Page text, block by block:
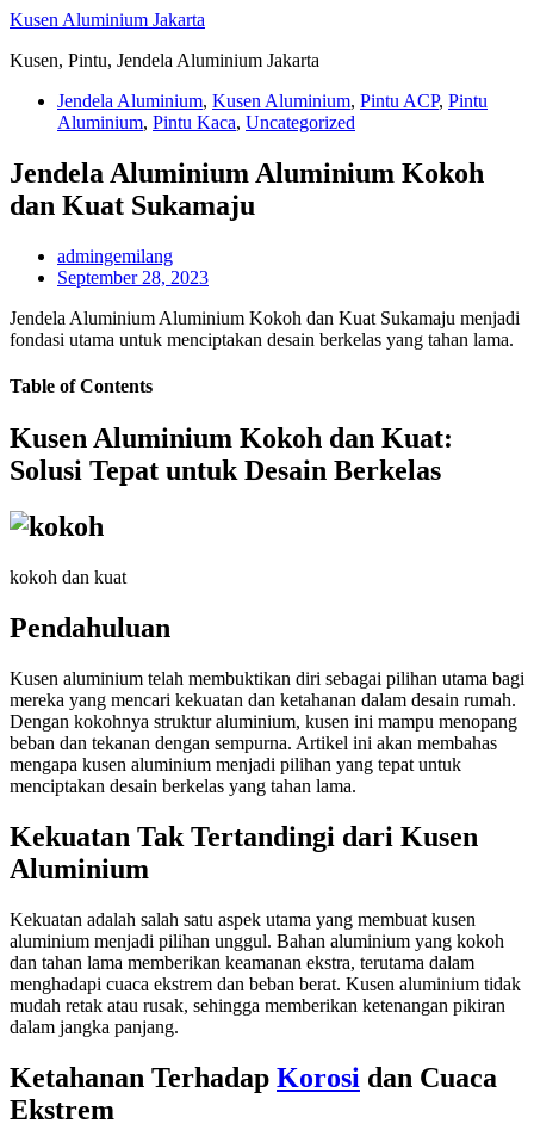
Skip
content
Kusen Aluminium Jakarta
Kusen, Pintu, Jendela Aluminium Jakarta
Jendela Aluminium, Kusen Aluminium, Pintu ACP, Pintu
Aluminium, Pintu Kaca, Uncategorized
Jendela Aluminium Aluminium Kokoh
dan Kuat Sukamaju
admingemilang
September 28, 2023
Jendela Aluminium Aluminium Kokoh dan Kuat Sukamaju menjadi
fondasi utama untuk menciptakan desain berkelas yang tahan lama.
Table of Contents
Kusen Aluminium Kokoh dan Kuat:
Solusi Tepat untuk Desain Berkelas
kokoh dan kuat
Pendahuluan
Kusen aluminium telah membuktikan diri sebagai pilihan utama bagi
mereka yang mencari kekuatan dan ketahanan dalam desain rumah.
Dengan kokohnya struktur aluminium, kusen ini mampu menopang
beban dan tekanan dengan sempurna. Artikel ini akan membahas
mengapa kusen aluminium menjadi pilihan yang tepat untuk
menciptakan desain berkelas yang tahan lama.
Kekuatan Tak Tertandingi dari Kusen
Aluminium
Kekuatan adalah salah satu aspek utama yang membuat kusen
aluminium menjadi pilihan unggul. Bahan aluminium yang kokoh
dan tahan lama memberikan keamanan ekstra, terutama dalam
menghadapi cuaca ekstrem dan beban berat. Kusen aluminium tidak
mudah retak atau rusak, sehingga memberikan ketenangan pikiran
dalam jangka panjang.
Ketahanan Terhadap Korosi dan Cuaca
Ekstrem